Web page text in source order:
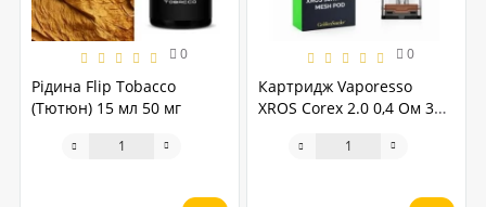
0
Рідина Flip Tobacco
(Тютюн) 15 мл 50 мг
0
Картридж Vaporesso
XROS Corex 2.0 0,4 Ом 3